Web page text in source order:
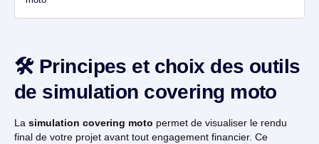
🛠️ Principes et choix des outils
de simulation covering moto
La simulation covering moto permet de visualiser le rendu
final de votre projet avant tout engagement financier. Ce